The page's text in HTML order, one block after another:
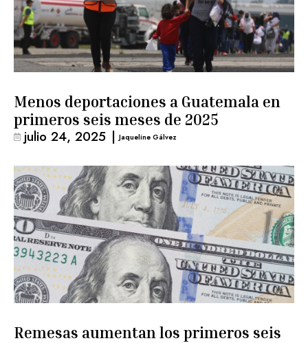
Menos deportaciones a Guatemala en
primeros seis meses de 2025
julio 24, 2025 | Jaqueline Gálvez
Remesas aumentan los primeros seis